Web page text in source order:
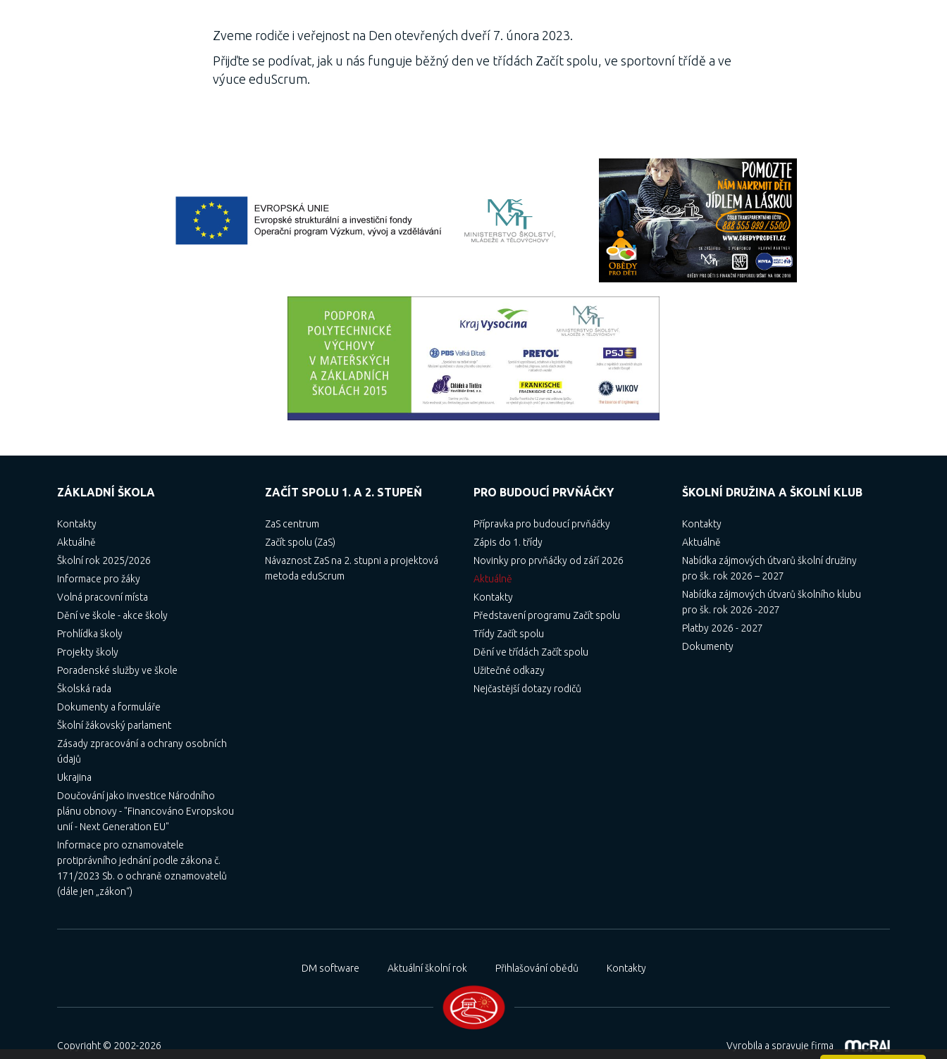
Zveme rodiče i veřejnost na Den otevřených dveří 7. února 2023.
Přijďte se podívat, jak u nás funguje běžný den ve třídách Začít spolu, ve sportovní třídě a ve
výuce eduScrum.
ZÁKLADNÍ ŠKOLA
Kontakty
Aktuálně
Školní rok 2025/2026
Informace pro žáky
Volná pracovní místa
Dění ve škole - akce školy
Prohlídka školy
Projekty školy
Poradenské služby ve škole
Školská rada
Dokumenty a formuláře
Školní žákovský parlament
Zásady zpracování a ochrany osobních
údajů
Ukrajina
Doučování jako investice Národního
plánu obnovy - "Financováno Evropskou
unií - Next Generation EU"
Informace pro oznamovatele
protiprávního jednání podle zákona č.
171/2023 Sb. o ochraně oznamovatelů
(dále jen „zákon“)
ZAČÍT SPOLU 1. A 2. STUPEŇ
ZaS centrum
Začít spolu (ZaS)
Návaznost ZaS na 2. stupni a projektová
metoda eduScrum
PRO BUDOUCÍ PRVŇÁČKY
Přípravka pro budoucí prvňáčky
Zápis do 1. třídy
Novinky pro prvňáčky od září 2026
Aktuálně
Kontakty
Představení programu Začít spolu
Třídy Začít spolu
Dění ve třídách Začít spolu
Užitečné odkazy
Nejčastější dotazy rodičů
ŠKOLNÍ DRUŽINA A ŠKOLNÍ KLUB
Kontakty
Aktuálně
Nabídka zájmových útvarů školní družiny
pro šk. rok 2026 – 2027
Nabídka zájmových útvarů školního klubu
pro šk. rok 2026 -2027
Platby 2026 - 2027
Dokumenty
DM software Aktuální školní rok Přihlašování obědů Kontakty
Copyright © 2002-2026 Vyrobila a spravuje firma